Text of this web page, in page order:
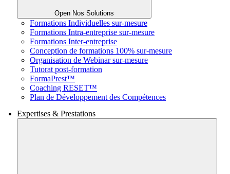
Open Nos Solutions
Formations Individuelles sur-mesure
Formations Intra-entreprise sur-mesure
Formations Inter-entreprise
Conception de formations 100% sur-mesure
Organisation de Webinar sur-mesure
Tutorat post-formation
FormaPrest™
Coaching RESET™
Plan de Développement des Compétences
Expertises & Prestations